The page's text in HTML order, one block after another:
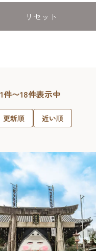
リセット
件〜18件表示中
更新順 近い順